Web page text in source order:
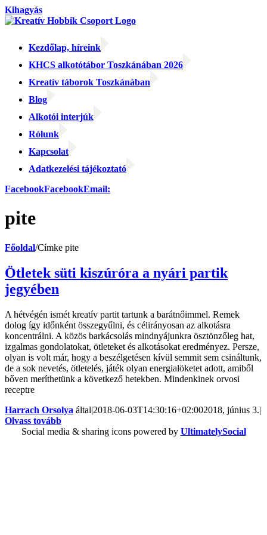
Kihagyás
Kezdőlap, híreink
KHCS alkotótábor Toszkánában 2026
Kreatív táborok Toszkánában
Blog
Alkotói interjúk
Rólunk
Kapcsolat
Adatkezelési tájékoztató
FacebookFacebookEmail:
pite
Főoldal/Címke pite
Ötletek süti kiszúróra a nyári partik
jegyében
A hétvégén ismét kreatív partit tartunk a barátnőimmel. Remek
dolog így időnként összegyűlni, és célirányosan az alkotásra
koncentrálni. A közös barkácsolás mindnyájunkra ösztönzőleg hat,
izgalmas gondolatokat, ötleteket és alkotásokat eredményez. Persze,
olyan is volt már, hogy a beszélgetésen kívül semmit sem csináltunk,
de a sok nevetés, ötletelés, játék olyan energialöketet adott, amiből
bőven meríthetünk a következő hetekben. Mindenkinek orvosi
receptre
Harrach Orsolya által|2018-06-03T14:30:16+02:002018, június 3.|
Olvass tovább
Social media & sharing icons powered by UltimatelySocial